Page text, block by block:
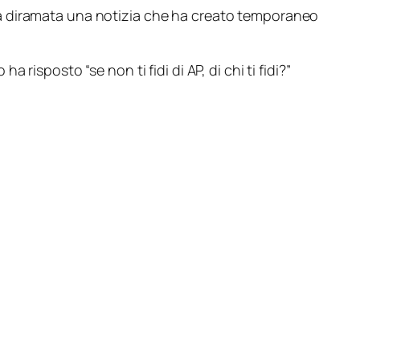
diramata una notizia che ha creato temporaneo
risposto “se non ti fidi di AP, di chi ti fidi?”